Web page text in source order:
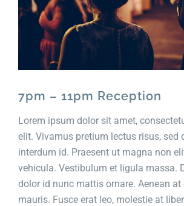
Our Story
Contact
7pm – 11pm Reception
Lorem ipsum dolor sit amet,
elit. Vivamus pretium lectus risus, sed
interdum id. Praesent ut magna non
vehicula. Vestibulum et ligula massa.
dolor id nunc mattis ornare. Aenean at
mauris. Fusce erat leo, molestie at